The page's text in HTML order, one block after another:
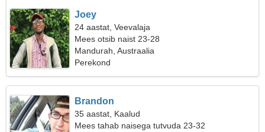
Joey
24 aastat, Veevalaja
Mees otsib naist 23-28
Mandurah, Austraalia
Perekond
Brandon
35 aastat, Kaalud
Mees tahab naisega tutvuda 23-32